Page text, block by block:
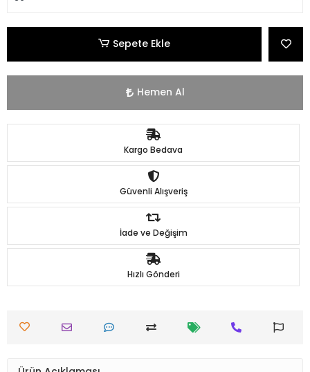
Sepete Ekle
Hemen Al
Kargo Bedava
Güvenli Alışveriş
İade ve Değişim
Hızlı Gönderi